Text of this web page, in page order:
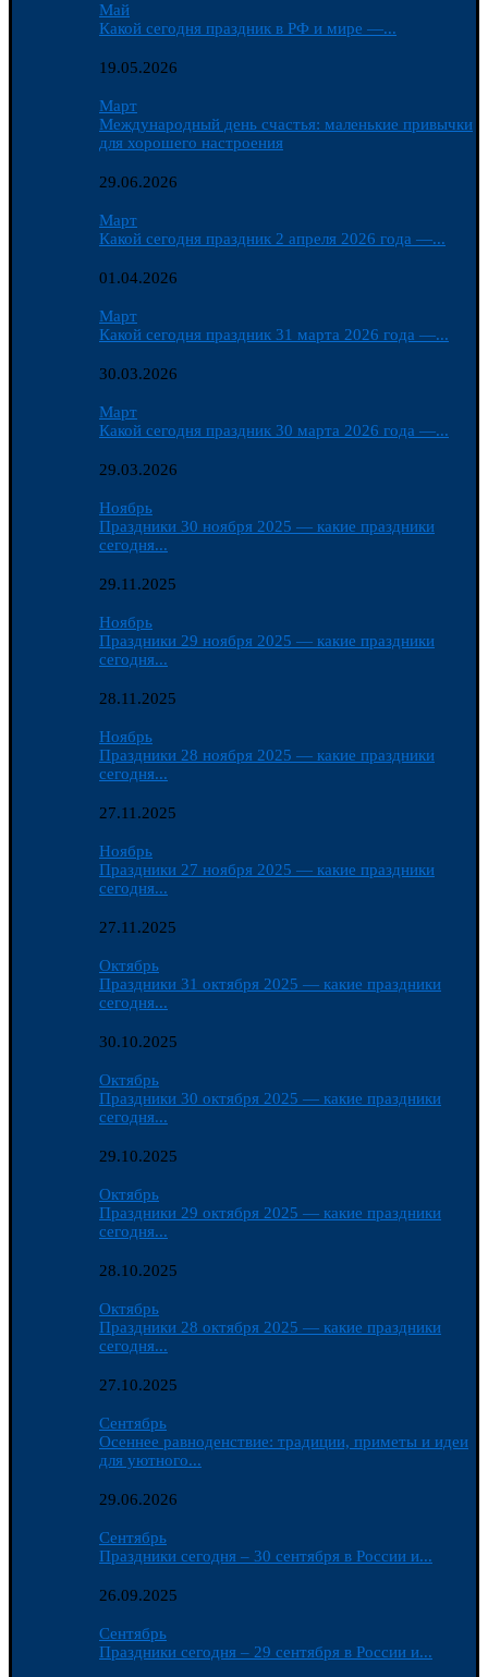
Май
Какой сегодня праздник в РФ и мире —...
19.05.2026
Март
Международный день счастья: маленькие привычки
для хорошего настроения
29.06.2026
Март
Какой сегодня праздник 2 апреля 2026 года —...
01.04.2026
Март
Какой сегодня праздник 31 марта 2026 года —...
30.03.2026
Март
Какой сегодня праздник 30 марта 2026 года —...
29.03.2026
Ноябрь
Праздники 30 ноября 2025 — какие праздники
сегодня...
29.11.2025
Ноябрь
Праздники 29 ноября 2025 — какие праздники
сегодня...
28.11.2025
Ноябрь
Праздники 28 ноября 2025 — какие праздники
сегодня...
27.11.2025
Ноябрь
Праздники 27 ноября 2025 — какие праздники
сегодня...
27.11.2025
Октябрь
Праздники 31 октября 2025 — какие праздники
сегодня...
30.10.2025
Октябрь
Праздники 30 октября 2025 — какие праздники
сегодня...
29.10.2025
Октябрь
Праздники 29 октября 2025 — какие праздники
сегодня...
28.10.2025
Октябрь
Праздники 28 октября 2025 — какие праздники
сегодня...
27.10.2025
Сентябрь
Осеннее равноденствие: традиции, приметы и идеи
для уютного...
29.06.2026
Сентябрь
Праздники сегодня – 30 сентября в России и...
26.09.2025
Сентябрь
Праздники сегодня – 29 сентября в России и...